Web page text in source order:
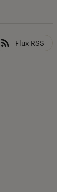
Flux RSS